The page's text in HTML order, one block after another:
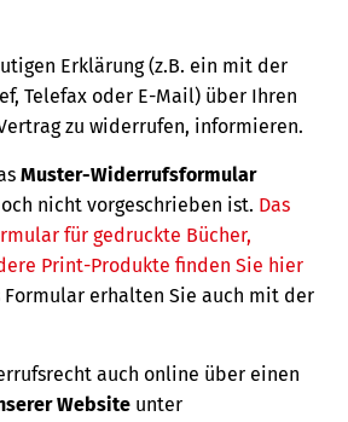
Erklärung (z.B. ein mit der
Telefax oder E-Mail) über Ihren
zu widerrufen, informieren.
Muster-Widerrufsformular
nicht vorgeschrieben ist. Das
für gedruckte Bücher,
Print-Produkte finden Sie hier
Formular erhalten Sie auch mit der
auch online über einen
Website unter